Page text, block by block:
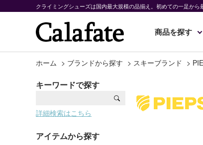
クライミングシューズは国内最大規模の品揃え。初めての一足から
商品を探す
ホーム > ブランドから探す > スキーブランド >
キーワードで探す
詳細検索はこちら
アイテムから探す